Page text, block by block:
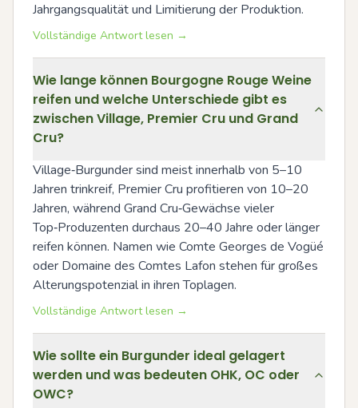
Jahrgangsqualität und Limitierung der Produktion.
Vollständige Antwort lesen →
Wie lange können Bourgogne Rouge Weine
reifen und welche Unterschiede gibt es
zwischen Village, Premier Cru und Grand
Cru?
Village‑Burgunder sind meist innerhalb von 5–10
Jahren trinkreif, Premier Cru profitieren von 10–20
Jahren, während Grand Cru‑Gewächse vieler
Top‑Produzenten durchaus 20–40 Jahre oder länger
reifen können. Namen wie Comte Georges de Vogüé
oder Domaine des Comtes Lafon stehen für großes
Alterungspotenzial in ihren Toplagen.
Vollständige Antwort lesen →
Wie sollte ein Burgunder ideal gelagert
werden und was bedeuten OHK, OC oder
OWC?